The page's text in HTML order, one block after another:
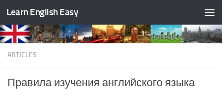
Skip to content
Learn English Easy
ARTICLES
Правила изучения английского языка